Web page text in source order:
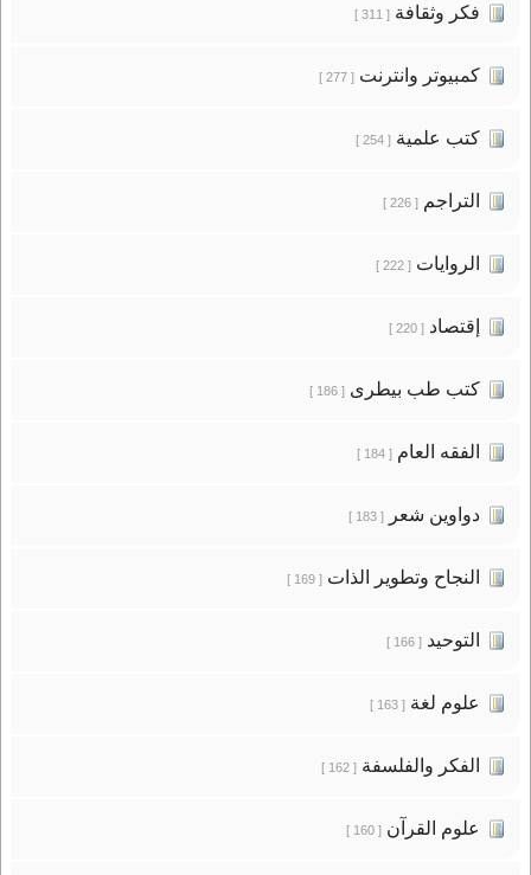
فكر وثقافة[ 311 ]
كمبيوتر وانترنت[ 277 ]
كتب علمية[ 254 ]
التراجم[ 226 ]
الروايات[ 222 ]
إقتصاد[ 220 ]
كتب طب بيطرى[ 186 ]
الفقه العام[ 184 ]
دواوين شعر[ 183 ]
النجاح وتطوير الذات[ 169 ]
التوحيد[ 166 ]
علوم لغة[ 163 ]
الفكر والفلسفة[ 162 ]
علوم القرآن[ 160 ]